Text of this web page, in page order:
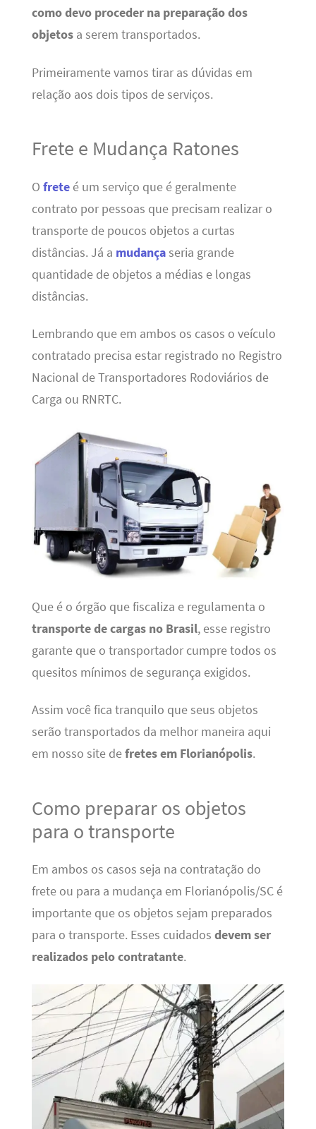
como devo proceder na preparação dos
objetosa serem transportados.
Primeiramente vamos tirar as dúvidas em
relação aos dois tipos de serviços.
Frete e Mudança Ratones
O freteé um serviço que é geralmente
contrato por pessoas que precisam realizar o
transporte de poucos objetos a curtas
distâncias. Já a mudançaseria grande
quantidade de objetos a médias e longas
distâncias.
Lembrando que em ambos os casos o veículo
contratado precisa estar registrado no Registro
Nacional de Transportadores Rodoviários de
Carga ou RNRTC.
Que é o órgão que fiscaliza e regulamenta o
transporte de cargas no Brasil, esse registro
garante que o transportador cumpre todos os
quesitos mínimos de segurança exigidos.
Assim você fica tranquilo que seus objetos
serão transportados da melhor maneira aqui
em nosso site defretes em Florianópolis.
Como preparar os objetos
para o transporte
Em ambos os casos seja na contratação do
frete ou para a mudança em Florianópolis/SC é
importante que os objetos sejam preparados
para o transporte. Esses cuidados devem ser
realizados pelo contratante.